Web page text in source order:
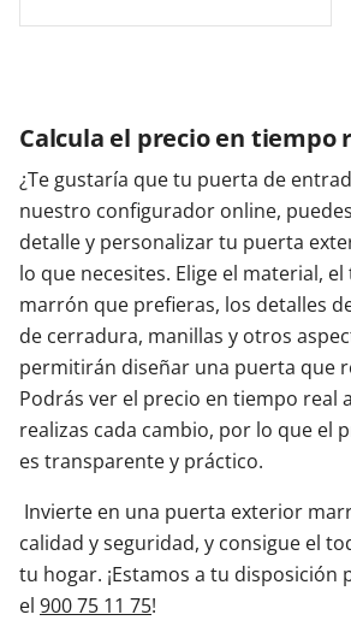
Calcula el precio en tiempo
¿Te gustaría que tu puerta de
nuestro configurador online,
detalle y personalizar tu puerta
lo que necesites. Elige el material,
marrón que prefieras, los detalles
de cerradura, manillas y otros
permitirán diseñar una puerta que
Podrás ver el precio en tiempo real
realizas cada cambio, por lo que el
es transparente y práctico.
Invierte en una puerta exterior
calidad y seguridad, y consigue el
tu hogar. ¡Estamos a tu disposición
el 900 75 11 75!